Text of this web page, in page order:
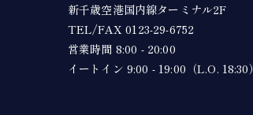
新千歳空港国内線ターミナル2F
TEL/FAX 0123-29-6752
営業時間 8:00 - 20:00
イートイン 9:00 - 19:00（L.O. 18:30）